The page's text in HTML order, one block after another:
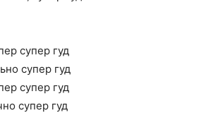
супер гуд
супер гуд
супер гуд
супер гуд